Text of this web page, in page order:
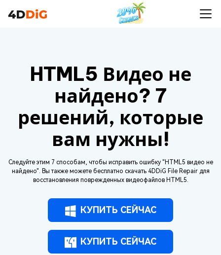
HTML5 Видео не
найдено? 7
решений, которые
вам нужны!
Следуйте этим 7 способам, чтобы исправить ошибку "HTML5 видео не
найдено". Вы также можете бесплатно скачать 4DDiG File Repair для
восстановления поврежденных видеофайлов HTML5.
КУПИТЬ СЕЙЧАС
КУПИТЬ СЕЙЧАС